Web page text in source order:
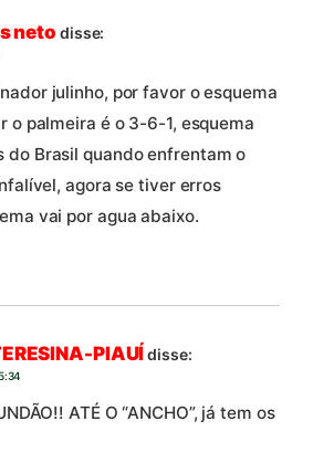
neto disse:
julinho, por favor o esquema
o palmeira é o 3-6-1, esquema
do Brasil quando enfrentam o
agora se tiver erros
vai por agua abaixo.
PIAUÍdisse:
ATÉ O “ANCHO”, já tem os